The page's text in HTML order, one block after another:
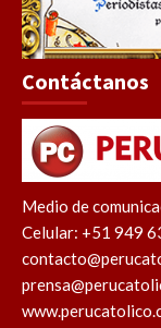
Contáctanos
Medio de
Celular: +51 949